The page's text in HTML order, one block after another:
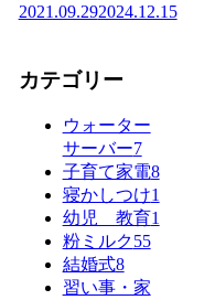
2021.09.292024.12.15
カテゴリー
ウォーター
サーバー7
子育て家電8
寝かしつけ1
幼児 教育1
粉ミルク55
結婚式8
習い事・家